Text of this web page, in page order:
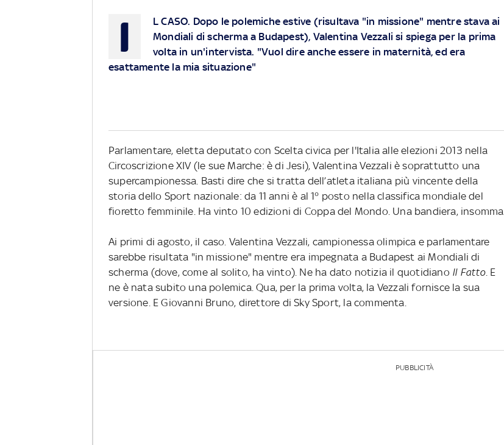
I L CASO. Dopo le polemiche estive (risultava "in missione" mentre stava ai
Mondiali di scherma a Budapest), Valentina Vezzali si spiega per la prima
volta in un'intervista. "Vuol dire anche essere in maternità, ed era
esattamente la mia situazione"
Parlamentare, eletta deputato con Scelta civica per l'Italia alle elezioni 2013 nella
Circoscrizione XIV (le sue Marche: è di Jesi), Valentina Vezzali è soprattutto una
supercampionessa. Basti dire che si tratta dell’atleta italiana più vincente della
storia dello Sport nazionale: da 11 anni è al 1° posto nella classifica mondiale del
fioretto femminile. Ha vinto 10 edizioni di Coppa del Mondo. Una bandiera, insomma.
Ai primi di agosto, il caso. Valentina Vezzali, campionessa olimpica e parlamentare
sarebbe risultata "in missione" mentre era impegnata a Budapest ai Mondiali di
scherma (dove, come al solito, ha vinto). Ne ha dato notizia il quotidiano Il Fatto. E
ne è nata subito una polemica. Qua, per la prima volta, la Vezzali fornisce la sua
versione. E Giovanni Bruno, direttore di Sky Sport, la commenta.
PUBBLICITÀ